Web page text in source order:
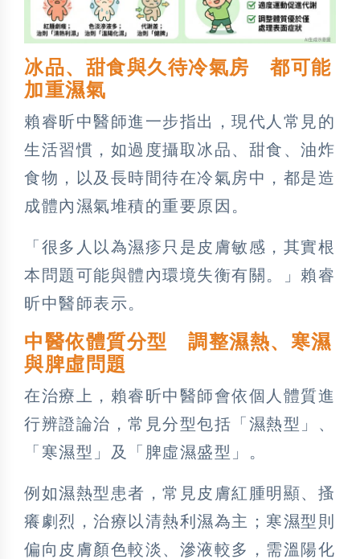
冰品、甜食與久待冷氣房 都可能
加重濕氣
賴睿昕中醫師進一步指出，現代人常見的
生活習慣，如過度攝取冰品、甜食、油炸
食物，以及長時間待在冷氣房中，都是造
成體內濕氣堆積的重要原因。
「很多人以為濕疹只是皮膚敏感，其實根
本問題可能與體內環境失衡有關。」賴睿
昕中醫師表示。
中醫依體質分型 調整濕熱、寒濕
與脾虛問題
在治療上，賴睿昕中醫師會依個人體質進
行辨證論治，常見分型包括「濕熱型」、
「寒濕型」及「脾虛濕盛型」。
例如濕熱型患者，常見皮膚紅腫明顯、搔
癢劇烈，治療以清熱利濕為主；寒濕型則
偏向皮膚顏色較淡、滲液較多，需溫陽化